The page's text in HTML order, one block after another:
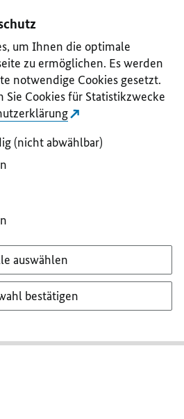
um Ihnen die optimale
zu ermöglichen. Es werden
notwendige Cookies gesetzt.
Sie Cookies für Statistikzwecke
(nicht abwählbar)
auswählen
bestätigen